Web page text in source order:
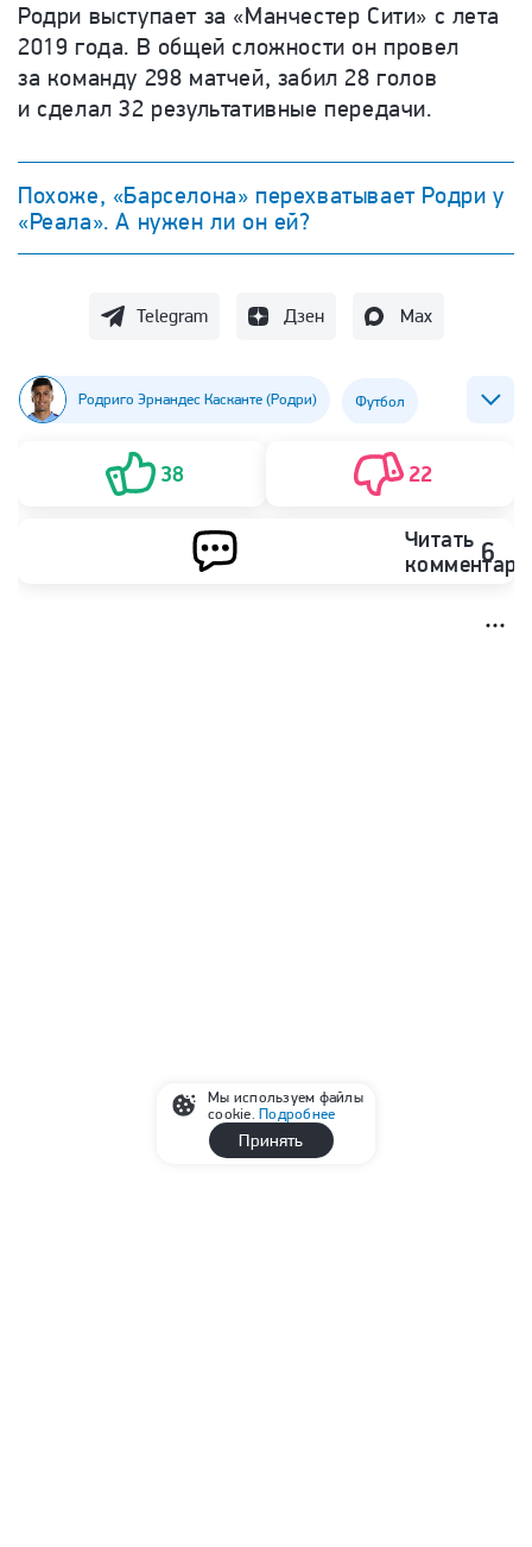
Родри выступает за «Манчестер Сити» с лета
2019 года. В общей сложности он провел
за команду 298 матчей, забил 28 голов
и сделал 32 результативные передачи.
Похоже, «Барселона» перехватывает Родри у
«Реала». А нужен ли он ей?
Telegram Дзен Max
Родриго Эрнандес Касканте (Родри) Футбол
ФК Барселона ФК Реал
38 22
Читать 6
Мы используем файлы
cookie.Подробнее
Принять